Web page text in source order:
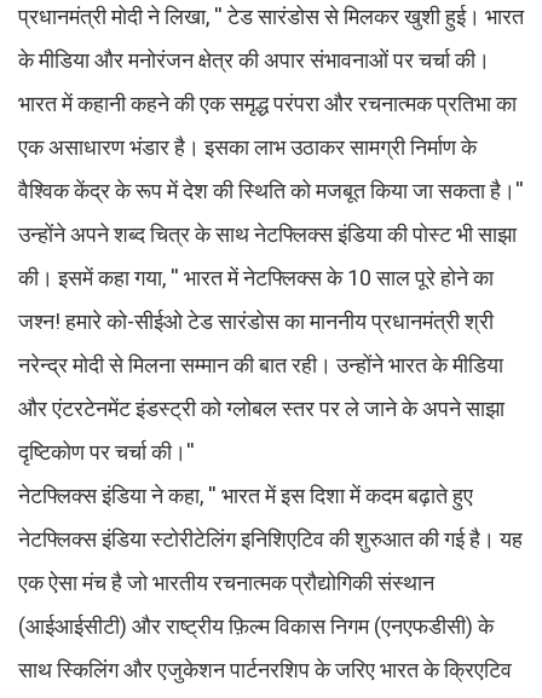
प्रधानमंत्री मोदी ने लिखा, '' टेड सारंडोस से मिलकर खुशी हुई। भारत
के मीडिया और मनोरंजन क्षेत्र की अपार संभावनाओं पर चर्चा की।
भारत में कहानी कहने की एक समृद्ध परंपरा और रचनात्मक प्रतिभा का
एक असाधारण भंडार है। इसका लाभ उठाकर सामग्री निर्माण के
वैश्विक केंद्र के रूप में देश की स्थिति को मजबूत किया जा सकता है।''
उन्होंने अपने शब्द चित्र के साथ नेटफ्लिक्स इंडिया की पोस्ट भी साझा
की। इसमें कहा गया, '' भारत में नेटफ्लिक्स के 10 साल पूरे होने का
जश्न! हमारे को-सीईओ टेड सारंडोस का माननीय प्रधानमंत्री श्री
नरेन्द्र मोदी से मिलना सम्मान की बात रही। उन्होंने भारत के मीडिया
और एंटरटेनमेंट इंडस्ट्री को ग्लोबल स्तर पर ले जाने के अपने साझा
दृष्टिकोण पर चर्चा की।''
नेटफ्लिक्स इंडिया ने कहा, '' भारत में इस दिशा में कदम बढ़ाते हुए
नेटफ्लिक्स इंडिया स्टोरीटेलिंग इनिशिएटिव की शुरुआत की गई है। यह
एक ऐसा मंच है जो भारतीय रचनात्मक प्रौद्योगिकी संस्थान
(आईआईसीटी) और राष्ट्रीय फ़िल्म विकास निगम (एनएफडीसी) के
साथ स्किलिंग और एजुकेशन पार्टनरशिप के जरिए भारत के क्रिएटिव